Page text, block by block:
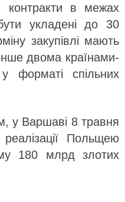
контракти в межах
укладені до 30
закупівлі мають
двома країнами-
форматі спільних
у Варшаві 8 травня
Польщею
180 млрд злотих